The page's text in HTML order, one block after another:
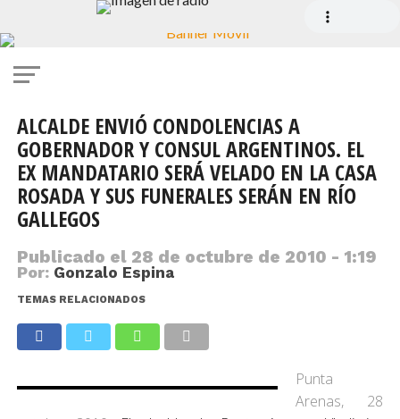
ALCALDE ENVIÓ CONDOLENCIAS A
GOBERNADOR Y CONSUL ARGENTINOS. EL
EX MANDATARIO SERÁ VELADO EN LA CASA
ROSADA Y SUS FUNERALES SERÁN EN RÍO
GALLEGOS
Publicado el 28 de octubre de 2010 - 1:19
Por: Gonzalo Espina
TEMAS RELACIONADOS
Punta
Arenas, 28